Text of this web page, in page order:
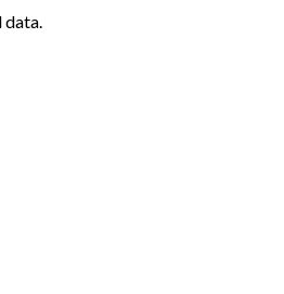
data.